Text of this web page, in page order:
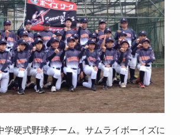
学硬式野球チーム。サムライボーイズに